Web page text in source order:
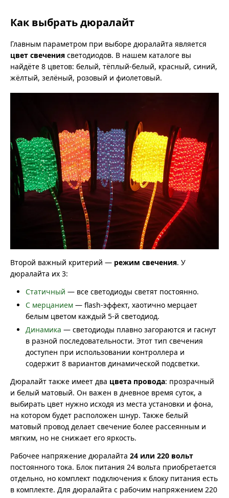
Как выбрать дюралайт
Главным параметром при выборе дюралайта является
цвет свечения светодиодов. В нашем каталоге вы
найдёте 8 цветов: белый, тёплый-белый, красный, синий,
жёлтый, зелёный, розовый и фиолетовый.
Второй важный критерий — режим свечения. У
дюралайта их 3:
Статичный — все светодиоды светят постоянно.
С мерцанием — flash-эффект, хаотично мерцает
белым цветом каждый 5-й светодиод.
Динамика — светодиоды плавно загораются и гаснут
в разной последовательности. Этот тип свечения
доступен при использовании контроллера и
содержит 8 вариантов динамической подсветки.
Дюралайт также имеет два цвета провода: прозрачный
и белый матовый. Он важен в дневное время суток, а
выбирать цвет нужно исходя из места установки и фона,
на котором будет расположен шнур. Также белый
матовый провод делает свечение более рассеянным и
мягким, но не снижает его яркость.
Рабочее напряжение дюралайта 24 или 220 вольт
постоянного тока. Блок питания 24 вольта приобретается
отдельно, но комплект подключения к блоку питания есть
в комплекте. Для дюралайта с рабочим напряжением 220